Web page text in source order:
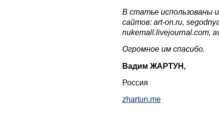
В статье использованы
сайтов: art-on.ru,
nukemall.livejournal.com,
Огромное им спасибо.
Вадим ЖАРТУН,
Россия
zhartun.me